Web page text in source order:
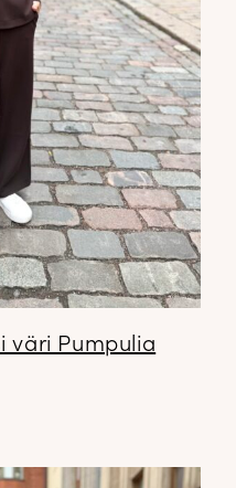
väri Pumpulia